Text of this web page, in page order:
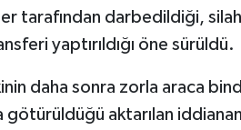
tarafından darbedildiği,
yaptırıldığı öne sürüldü.
daha sonra zorla araca
götürüldüğü aktarılan